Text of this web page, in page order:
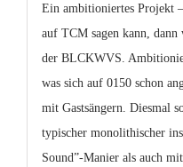
Ein ambitioniertes Projekt
auf TCM sagen kann,
der BLCKWVS.
was sich auf 0150 schon
mit Gastsängern. Diesmal
typischer monolithischer
Sound”-Manier als auch